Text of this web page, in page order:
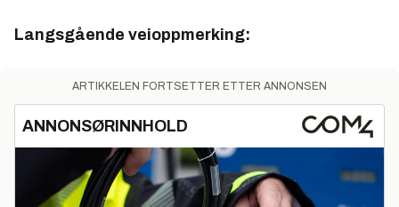
Langsgående veioppmerking:
ARTIKKELEN FORTSETTER ETTER ANNONSEN
ANNONSØRINNHOLD